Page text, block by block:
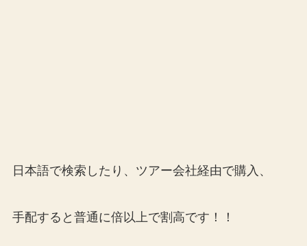
日本語で検索したり、ツアー会社経由で購入、
手配すると普通に倍以上で割高です！！